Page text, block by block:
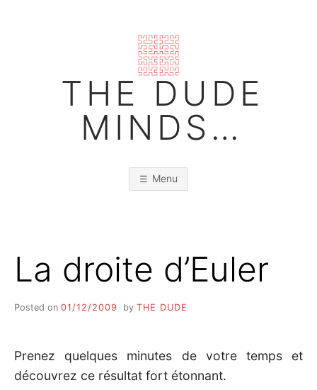
THE DUDE
MINDS…
Menu
La droite d’Euler
Posted on 01/12/2009 by THE DUDE
Prenez quelques minutes de votre temps et
découvrez ce résultat fort étonnant.